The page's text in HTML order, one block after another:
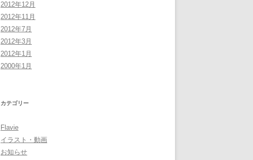
2012年12月
2012年11月
2012年7月
2012年3月
2012年1月
2000年1月
カテゴリー
Flavie
イラスト・動画
お知らせ